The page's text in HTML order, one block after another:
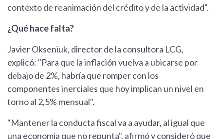
contexto de reanimación del crédito y de la actividad".
¿Qué hace falta?
Javier Okseniuk, director de la consultora LCG,
explicó: "Para que la inflación vuelva a ubicarse por
debajo de 2%, habría que romper con los
componentes inerciales que hoy implican un nivel en
torno al 2,5% mensual".
"Mantener la conducta fiscal va a ayudar, al igual que
una economía que no repunta", afirmó y consideró que